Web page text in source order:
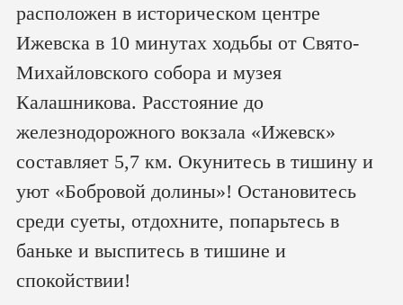
расположен в историческом центре
Ижевска в 10 минутах ходьбы от Свято-
Михайловского собора и музея
Калашникова. Расстояние до
железнодорожного вокзала «Ижевск»
составляет 5,7 км. Окунитесь в тишину и
уют «Бобровой долины»! Остановитесь
среди суеты, отдохните, попарьтесь в
баньке и выспитесь в тишине и
спокойствии!